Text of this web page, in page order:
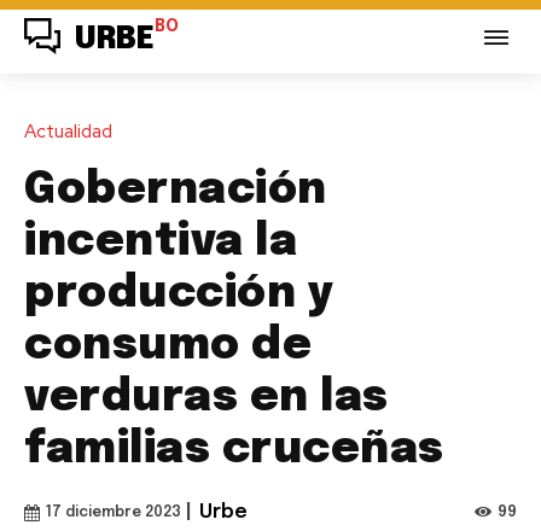
URBE BO
Actualidad
Gobernación
incentiva la
producción y
consumo de
verduras en las
familias cruceñas
17 diciembre 2023 Urbe 99